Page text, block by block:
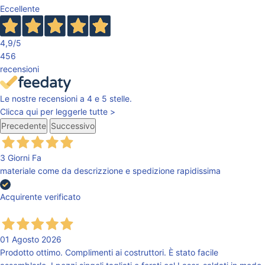
Eccellente
4,9/5
456
recensioni
Le nostre recensioni a 4 e 5 stelle.
Clicca qui per leggerle tutte >
Precedente Successivo
3 Giorni Fa
materiale come da descrizzione e spedizione rapidissima
Acquirente verificato
01 Agosto 2026
Prodotto ottimo. Complimenti ai costruttori. È stato facile